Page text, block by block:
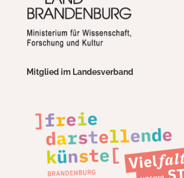
Mitglied im Landesverband